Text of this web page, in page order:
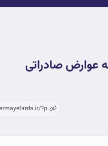
عوارض صادراتی